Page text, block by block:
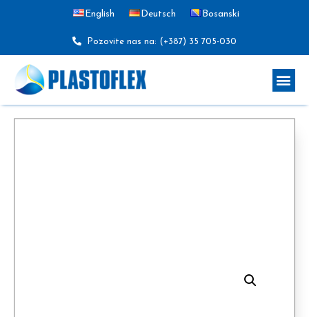
English Deutsch Bosanski
Pozovite nas na: (+387) 35 705-030